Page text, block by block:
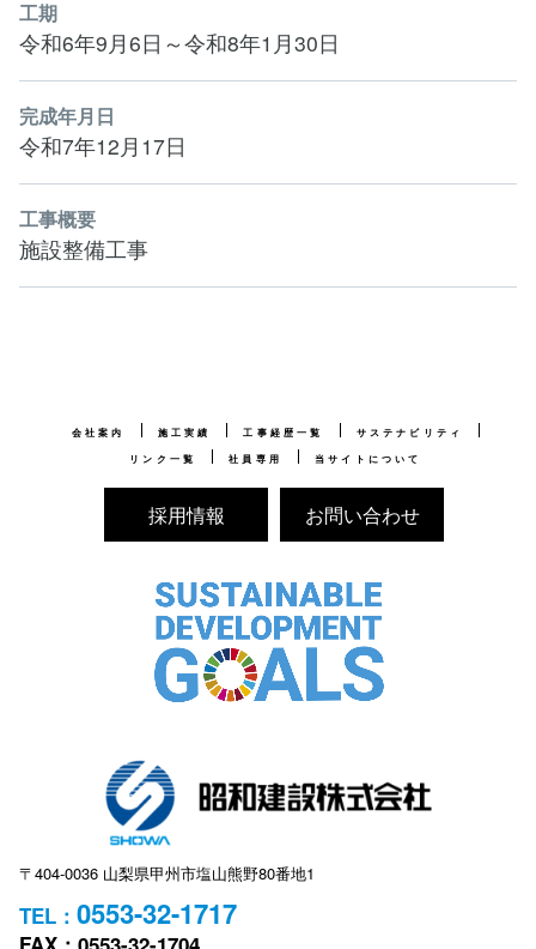
工期
令和6年9月6日～令和8年1月30日
完成年月日
令和7年12月17日
工事概要
施設整備工事
会社案内 施工実績 工事経歴一覧
サステナビリティ
リンク一覧
社員専用 当サイトについて
採用情報 お問い合わせ
〒404-0036 山梨県甲州市塩山熊野80番地1
TEL： 0553-32-1717